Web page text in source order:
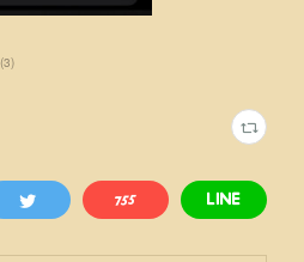
(3)